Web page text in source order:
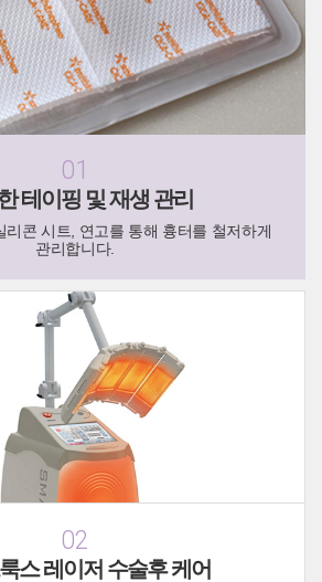
01
테이핑 및 재생 관리
리콘 시트, 연고를 통해 흉터를 철저하게
관리합니다.
02
스 레이저 수술후 케어